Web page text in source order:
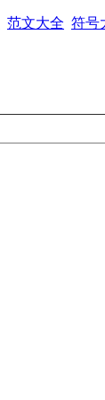
范文大全 符号